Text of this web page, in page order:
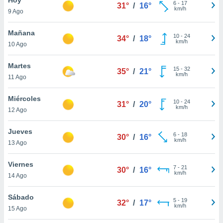
en
más
nuestra
de
cookies
aceptar
9 Ago
31° / 16° 6- 17
km/h
Mañana
10 Ago
34° / 18° 10- 24
km/h
Martes
11 Ago
35° / 21° 15- 32
km/h
Miércoles
12 Ago
31° / 20° 10- 24
km/h
Jueves
13 Ago
30° / 16° 6- 18
km/h
Viernes
14 Ago
30° / 16° 7- 21
km/h
Sábado
15 Ago
32° / 17° 5- 19
km/h